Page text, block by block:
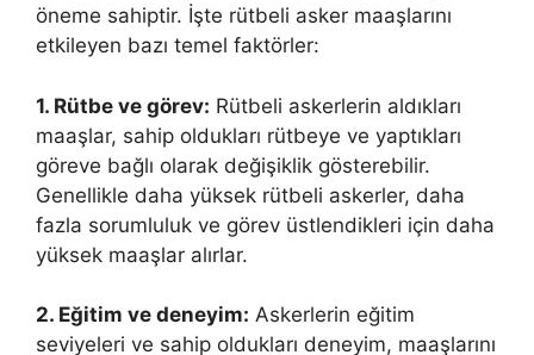
öneme sahiptir. İşte rütbeli asker maaşlarını
etkileyen bazı temel faktörler:
1. Rütbe ve görev: Rütbeli askerlerin aldıkları
maaşlar, sahip oldukları rütbeye ve yaptıkları
göreve bağlı olarak değişiklik gösterebilir.
Genellikle daha yüksek rütbeli askerler, daha
fazla sorumluluk ve görev üstlendikleri için daha
yüksek maaşlar alırlar.
2. Eğitim ve deneyim: Askerlerin eğitim
seviyeleri ve sahip oldukları deneyim, maaşlarını